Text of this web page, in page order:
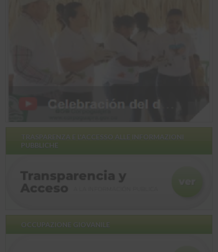
PUBBLICHE
OCCUPAZIONE GIOVANILE